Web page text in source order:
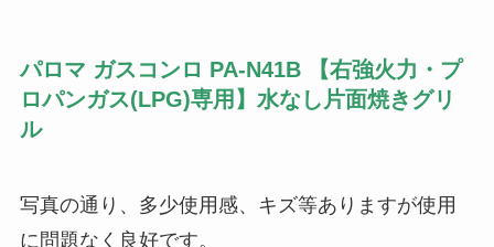
パロマ ガスコンロ PA-N41B 【右強火力・プ
ロパンガス(LPG)専用】水なし片面焼きグリ
ル
写真の通り、多少使用感、キズ等ありますが使用
に問題なく良好です。